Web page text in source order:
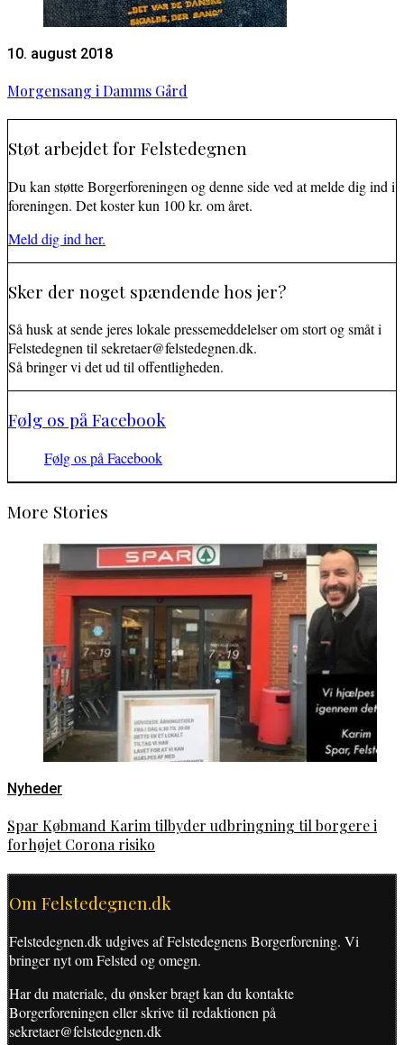
10. august 2018
Morgensang i Damms Gård
Støt arbejdet for Felstedegnen
Du kan støtte Borgerforeningen og denne side ved at melde dig ind i
foreningen. Det koster kun 100 kr. om året.
Meld dig ind her.
Sker der noget spændende hos jer?
Så husk at sende jeres lokale pressemeddelelser om stort og småt i
Felstedegnen til sekretaer@felstedegnen.dk.
Så bringer vi det ud til offentligheden.
Følg os på Facebook
Følg os på Facebook
More Stories
Nyheder
Spar Købmand Karim tilbyder udbringning til borgere i
forhøjet Corona risiko
Om Felstedegnen.dk
Felstedegnen.dk udgives af Felstedegnens Borgerforening. Vi
bringer nyt om Felsted og omegn.
Har du materiale, du ønsker bragt kan du kontakte
Borgerforeningen eller skrive til redaktionen på
sekretaer@felstedegnen.dk